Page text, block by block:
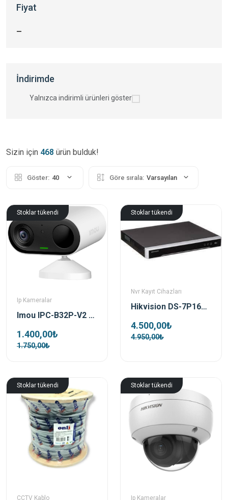
Fiyat
—
İndirimde
Yalnızca indirimli ürünleri göster
Sizin için 468 ürün bulduk!
Göster: 40 Göre sırala: Varsayılan
Stoklar tükendi
Ip Kameralar
Imou IPC-B32P-V2 3MP Cell Go 4GB Dahili Hafıza Bataryalı Kablosuz WiFi Kamera
1.400,00₺
1.750,00₺
Stoklar tükendi
Nvr Kayıt Cihazları
Hikvision DS-7P16NI-Q2/UHK 16 Kanal H265 4k Nvr Kayıt Cihazı
4.500,00₺
4.950,00₺
Stoklar tükendi
CCTV Kablo
Stoklar tükendi
Ip Kameralar